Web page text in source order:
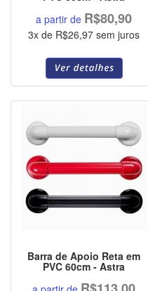
a partir de R$80,90
3x de R$26,97 sem juros
Barra de Apoio Reta em
PVC 60cm - Astra